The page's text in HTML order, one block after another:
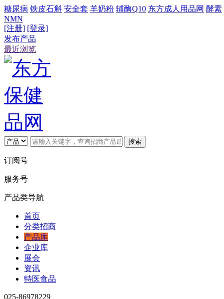
糖尿病 铁皮石斛 安全套 羊奶粉 辅酶Q10 东方成人用品网 酵素
NMN
[注册] [登录]
发布产品
最近浏览
搜索
订阅号
服务号
产品类导航
首页
分类招商
产品库
企业库
展会
资讯
特医食品
025-86978229